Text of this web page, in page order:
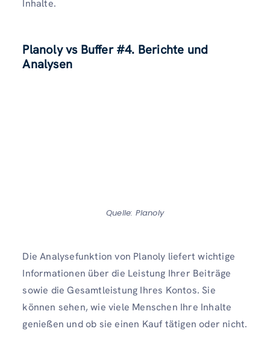
Inhalte.
Planoly vs Buffer#4. Berichte und
Analysen
Quelle: Planoly
Die Analysefunktion von Planoly liefert wichtige
Informationen über die Leistung Ihrer Beiträge
sowie die Gesamtleistung Ihres Kontos. Sie
können sehen, wie viele Menschen Ihre Inhalte
genießen und ob sie einen Kauf tätigen oder nicht.